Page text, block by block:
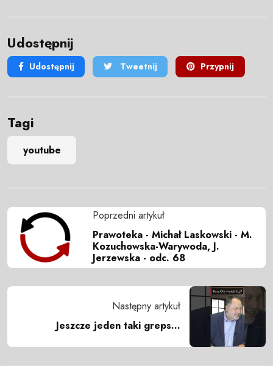
Udostępnij
Udostępnij Tweetnij Przypnij
Tagi
youtube
Poprzedni artykuł
Prawoteka - Michał Laskowski - M.
Kozuchowska-Warywoda, J.
Jerzewska - odc. 68
Następny artykuł
Jeszcze jeden taki greps...